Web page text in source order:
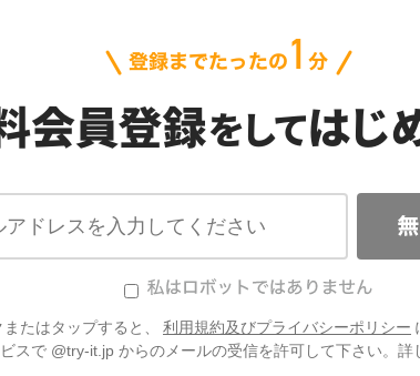
たはタップすると、 利用規約及びプライバシーポリシー
スで @try-it.jp からのメールの受信を許可して下さい。詳
一橋慶喜が任命されました。将軍・徳川家茂
とになりました。そして、慶喜を補佐する形
慶永が就きました。
は、尊王攘夷の過激派たちが集っていまし
するために
京都守護職が新設され、会津藩
任命されました。